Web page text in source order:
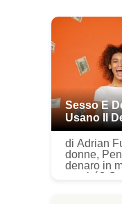
Sesso E
Usano Il
di Adrian Furnham
donne,
denaro in
perché?